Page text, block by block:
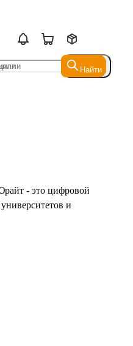
Найти
Найти
- это цифровой
и